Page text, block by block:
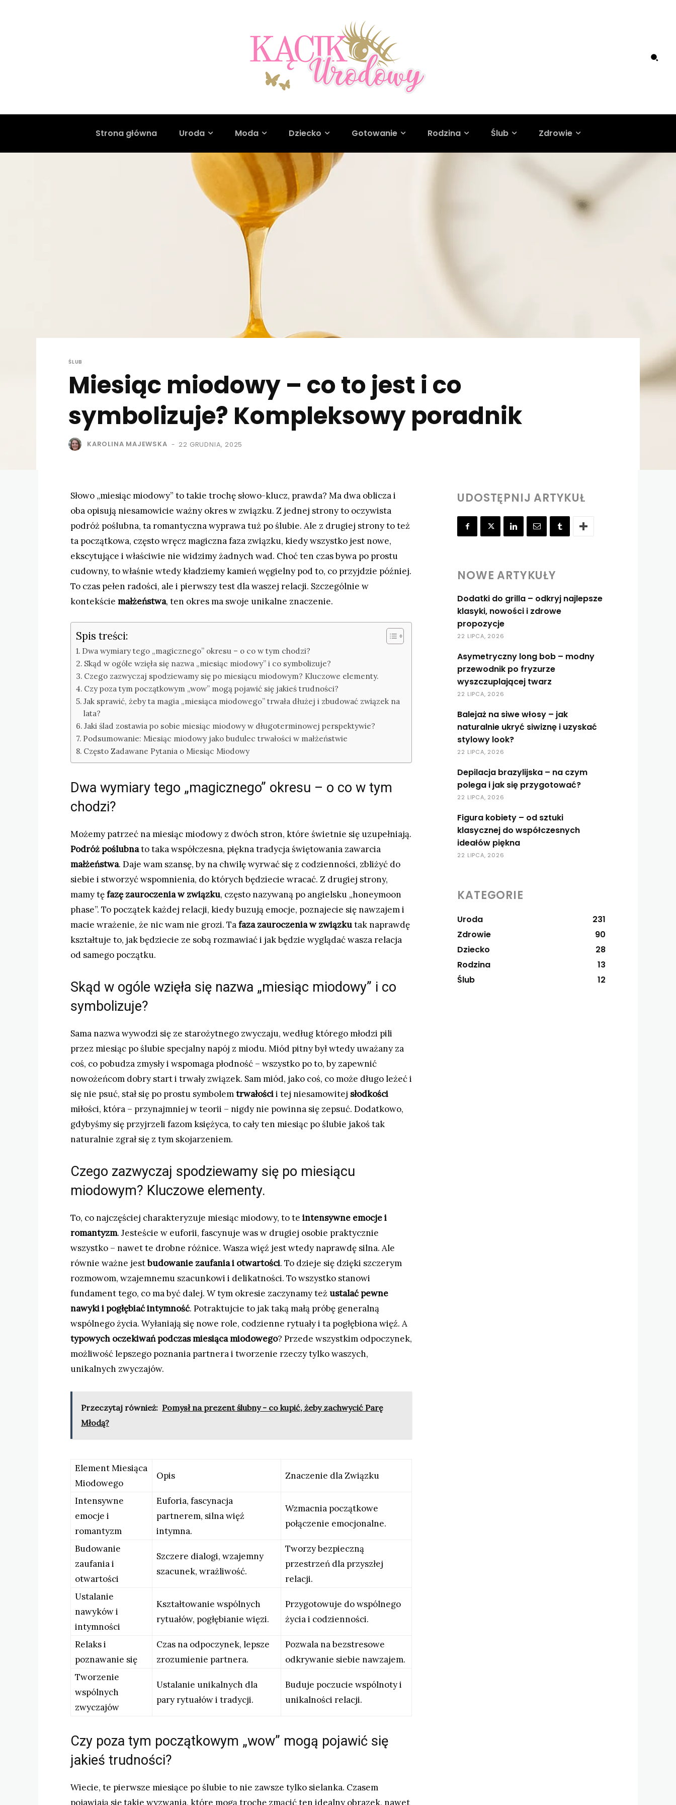
Strona główna Uroda Moda Dziecko Gotowanie Rodzina Ślub Zdrowie
ŚLUB
Miesiąc miodowy – co to jest i co
symbolizuje? Kompleksowy poradnik
KAROLINA MAJEWSKA - 22 GRUDNIA, 2025
Słowo „miesiąc miodowy” to takie trochę słowo-klucz, prawda? Ma dwa oblicza i
oba opisują niesamowicie ważny okres w związku. Z jednej strony to oczywista
podróż poślubna, ta romantyczna wyprawa tuż po ślubie. Ale z drugiej strony to też
ta początkowa, często wręcz magiczna faza związku, kiedy wszystko jest nowe,
ekscytujące i właściwie nie widzimy żadnych wad. Choć ten czas bywa po prostu
cudowny, to właśnie wtedy kładziemy kamień węgielny pod to, co przyjdzie później.
To czas pełen radości, ale i pierwszy test dla waszej relacji. Szczególnie w
kontekście małżeństwa, ten okres ma swoje unikalne znaczenie.
Spis treści:
Dwa wymiary tego „magicznego” okresu – o co w tym chodzi?
Skąd w ogóle wzięła się nazwa „miesiąc miodowy” i co symbolizuje?
Czego zazwyczaj spodziewamy się po miesiącu miodowym? Kluczowe elementy.
Czy poza tym początkowym „wow” mogą pojawić się jakieś trudności?
Jak sprawić, żeby ta magia „miesiąca miodowego” trwała dłużej i zbudować związek na
lata?
Jaki ślad zostawia po sobie miesiąc miodowy w długoterminowej perspektywie?
Podsumowanie: Miesiąc miodowy jako budulec trwałości w małżeństwie
Często Zadawane Pytania o Miesiąc Miodowy
Dwa wymiary tego „magicznego” okresu – o co w tym
chodzi?
Możemy patrzeć na miesiąc miodowy z dwóch stron, które świetnie się uzupełniają.
Podróż poślubnato taka współczesna, piękna tradycja świętowania zawarcia
małżeństwa. Daje wam szansę, by na chwilę wyrwać się z codzienności, zbliżyć do
siebie i stworzyć wspomnienia, do których będziecie wracać. Z drugiej strony,
mamy tęfazę zauroczenia w związku, często nazywaną po angielsku „honeymoon
phase”. To początek każdej relacji, kiedy buzują emocje, poznajecie się nawzajem i
macie wrażenie, że nic wam nie grozi. Tafaza zauroczenia w związkutak naprawdę
kształtuje to, jak będziecie ze sobą rozmawiać i jak będzie wyglądać wasza relacja
od samego początku.
Skąd w ogóle wzięła się nazwa „miesiąc miodowy” i co
symbolizuje?
Sama nazwa wywodzi się ze starożytnego zwyczaju, według którego młodzi pili
przez miesiąc po ślubie specjalny napój z miodu. Miód pitny był wtedy uważany za
coś, co pobudza zmysły i wspomaga płodność – wszystko po to, by zapewnić
nowożeńcom dobry start i trwały związek. Sam miód, jako coś, co może długo leżeć i
się nie psuć, stał się po prostu symbolemtrwałościi tej niesamowitej słodkości
miłości, która – przynajmniej w teorii – nigdy nie powinna się zepsuć. Dodatkowo,
gdybyśmy się przyjrzeli fazom księżyca, to cały ten miesiąc po ślubie jakoś tak
naturalnie zgrał się z tym skojarzeniem.
Czego zazwyczaj spodziewamy się po miesiącu
miodowym? Kluczowe elementy.
To, co najczęściej charakteryzuje miesiąc miodowy, to te intensywne emocje i
romantyzm. Jesteście w euforii, fascynuje was w drugiej osobie praktycznie
wszystko – nawet te drobne różnice. Wasza więź jest wtedy naprawdę silna. Ale
równie ważne jestbudowanie zaufania i otwartości. To dzieje się dzięki szczerym
rozmowom, wzajemnemu szacunkowi i delikatności. To wszystko stanowi
fundament tego, co ma być dalej. W tym okresie zaczynamy też ustalać pewne
nawyki i pogłębiać intymność. Potraktujcie to jak taką małą próbę generalną
wspólnego życia. Wyłaniają się nowe role, codzienne rytuały i ta pogłębiona więź. A
typowych oczekiwań podczas miesiąca miodowego? Przede wszystkim odpoczynek,
możliwość lepszego poznania partnera i tworzenie rzeczy tylko waszych,
unikalnych zwyczajów.
Przeczytaj również: Pomysł na prezent ślubny - co kupić, żeby zachwycić Parę
Młodą?
Element Miesiąca
Miodowego
Opis Znaczenie dla Związku
Intensywne
emocje i
romantyzm
Euforia, fascynacja
partnerem, silna więź
intymna.
Wzmacnia początkowe
połączenie emocjonalne.
Budowanie
zaufania i
otwartości
Szczere dialogi, wzajemny
szacunek, wrażliwość.
Tworzy bezpieczną
przestrzeń dla przyszłej
relacji.
Ustalanie
nawyków i
intymności
Kształtowanie wspólnych
rytuałów, pogłębianie więzi.
Przygotowuje do wspólnego
życia i codzienności.
Relaks i
poznawanie się
Czas na odpoczynek, lepsze
zrozumienie partnera.
Pozwala na bezstresowe
odkrywanie siebie nawzajem.
Tworzenie
wspólnych
zwyczajów
Ustalanie unikalnych dla
pary rytuałów i tradycji.
Buduje poczucie wspólnoty i
unikalności relacji.
Czy poza tym początkowym „wow” mogą pojawić się
jakieś trudności?
Wiecie, te pierwsze miesiące po ślubie to nie zawsze tylko sielanka. Czasem
pojawiają się takie wyzwania, które mogą trochę zmącić ten idealny obrazek, nawet
UDOSTĘPNIJ ARTYKUŁ
NOWE ARTYKUŁY
Dodatki do grilla – odkryj najlepsze
klasyki, nowości i zdrowe
propozycje
22 LIPCA, 2026
Asymetryczny long bob – modny
przewodnik po fryzurze
wyszczuplającej twarz
22 LIPCA, 2026
Balejaż na siwe włosy – jak
naturalnie ukryć siwiznę i uzyskać
stylowy look?
22 LIPCA, 2026
Depilacja brazylijska – na czym
polega i jak się przygotować?
22 LIPCA, 2026
Figura kobiety – od sztuki
klasycznej do współczesnych
ideałów piękna
22 LIPCA, 2026
KATEGORIE
Uroda
231
Zdrowie
90
Dziecko
28
Rodzina
13
Ślub
12